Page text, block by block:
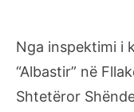
Nga inspektimi i
“Albastir” në
Shtetëror